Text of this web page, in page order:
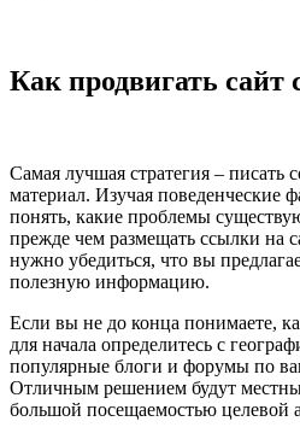
Как продвигать сайт
Самая лучшая стратегия – писать
материал. Изучая поведенческие
понять, какие проблемы
прежде чем размещать ссылки на
нужно убедиться, что вы
полезную информацию.
Если вы не до конца понимаете,
для начала определитесь с
популярные блоги и форумы по
Отличным решением будут
большой посещаемостью целевой